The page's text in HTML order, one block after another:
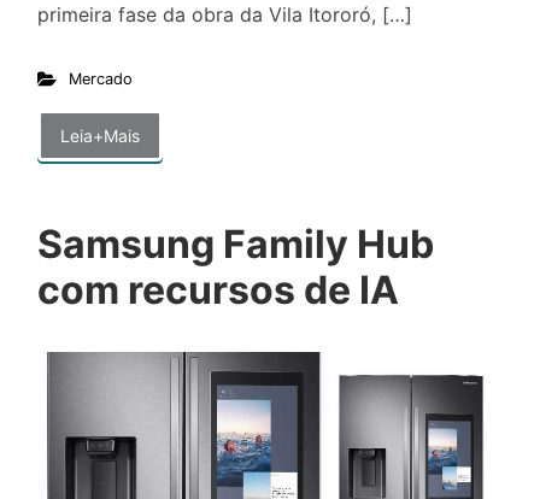
primeira fase da obra da Vila Itororó, […]
Mercado
Leia+Mais
Samsung Family Hub
com recursos de IA